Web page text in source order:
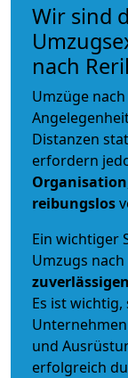
Wir sind
nach
Umzüge
Distanzen
erfordern
Organisation
reibungslos
Ein wichtiger
Umzugs
zuverlässigen
Es ist wichtig,
und
erfolgreich